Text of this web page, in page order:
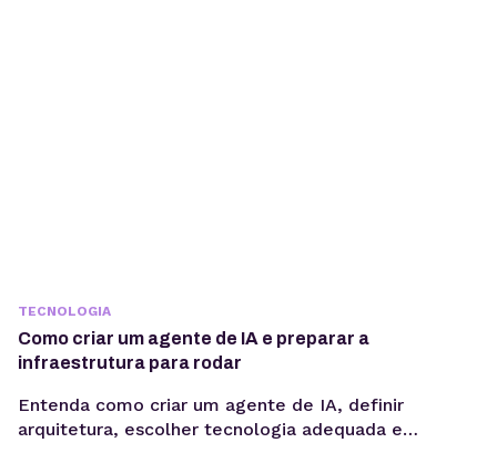
TECNOLOGIA
Como criar um agente de IA e preparar a
infraestrutura para rodar
Entenda como criar um agente de IA, definir
arquitetura, escolher tecnologia adequada e